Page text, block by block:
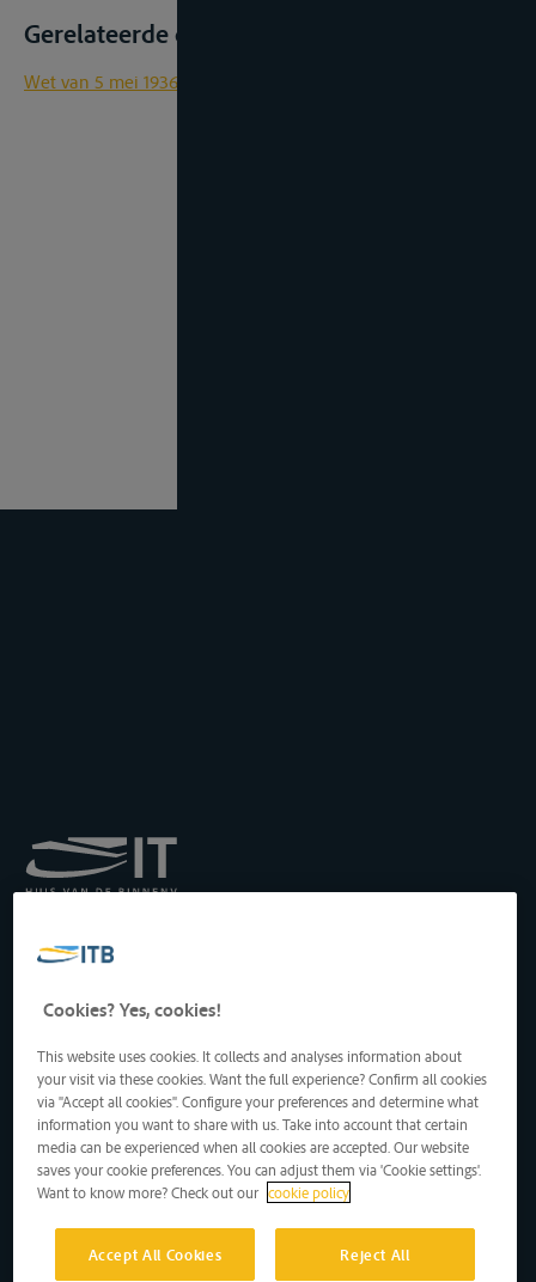
Gerelateerde documenten
Wet van 5 mei 1936 op de binnenbevrachting
Transport by Inland
Drukpersstraat 19
1000 Brussels, Belgium
Tel: +32 2 217 09 67
http://www.itb-info.be
itb-info@itb-info.be
Copyright © 2024 vzw ITB asbl • Alle rechten voorbehouden
Cookies? Yes, cookies!
This website uses cookies. It collects and analyses information about
your visit via these cookies. Want the full experience? Confirm all cookies
via "Accept all cookies". Configure your preferences and determine what
information you want to share with us. Take into account that certain
media can be experienced when all cookies are accepted. Our website
saves your cookie preferences. You can adjust them via 'Cookie settings'.
Want to know more? Check out our cookie policy
Accept All Cookies Reject All